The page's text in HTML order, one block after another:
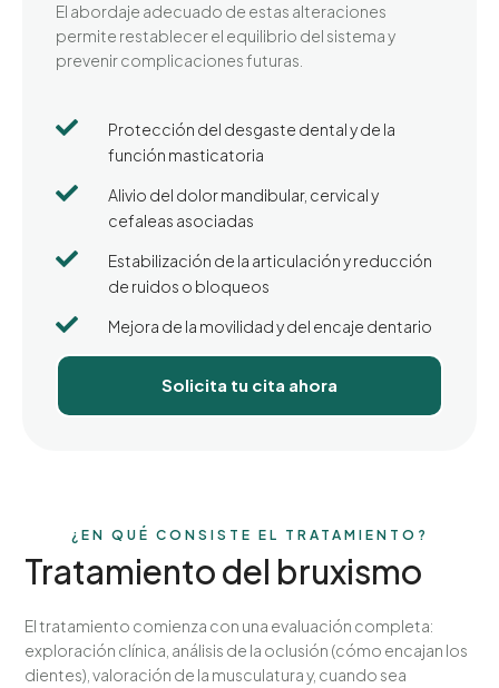
El abordaje adecuado de estas alteraciones
permite restablecer el equilibrio del sistema y
prevenir complicaciones futuras.

Protección del desgaste dental y de la
función masticatoria

Alivio del dolor mandibular, cervical y
cefaleas asociadas

Estabilización de la articulación y reducción
de ruidos o bloqueos
 Mejora de la movilidad y del encaje dentario
Solicita tu cita ahora
¿EN QUÉ CONSISTE EL TRATAMIENTO?
Tratamiento del bruxismo
El tratamiento comienza con una evaluación completa:
exploración clínica, análisis de la oclusión (cómo encajan los
dientes), valoración de la musculatura y, cuando sea